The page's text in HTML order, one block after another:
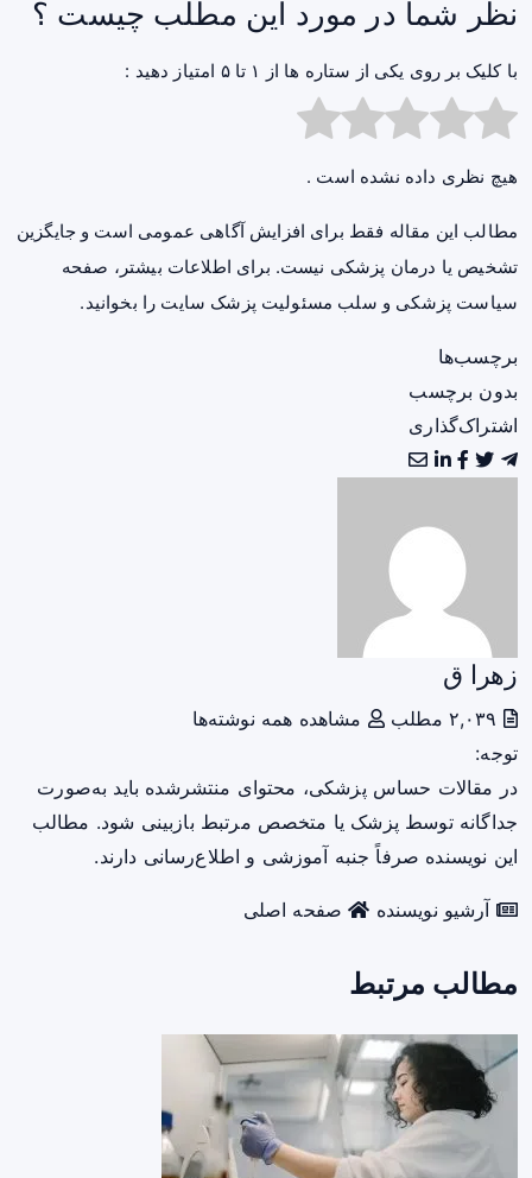
نظر شما در مورد این مطلب چیست ؟
با کلیک بر روی یکی از ستاره ها از ۱ تا ۵ امتیاز دهید :
هیچ نظری داده نشده است .
مطالب این مقاله فقط برای افزایش آگاهی عمومی است و جایگزین
تشخیص یا درمان پزشکی نیست. برای اطلاعات بیشتر، صفحه
سیاست پزشکی و سلب مسئولیت پزشک سایت را بخوانید.
برچسب‌ها
بدون برچسب
اشتراک‌گذاری
زهرا ق
مشاهده همه نوشته‌ها
توجه:
در مقالات حساس پزشکی، محتوای منتشرشده باید به‌صورت
جداگانه توسط پزشک یا متخصص مرتبط بازبینی شود. مطالب
این نویسنده صرفاً جنبه آموزشی و اطلاع‌رسانی دارند.
آرشیو نویسنده صفحه اصلی
مطالب مرتبط